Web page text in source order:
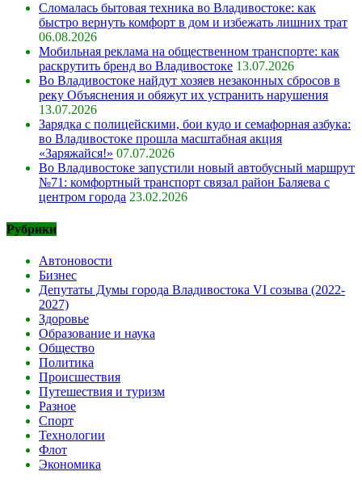
Сломалась бытовая техника во Владивостоке: как
быстро вернуть комфорт в дом и избежать лишних трат
06.08.2026
Мобильная реклама на общественном транспорте: как
раскрутить бренд во Владивостоке 13.07.2026
Во Владивостоке найдут хозяев незаконных сбросов в
реку Объяснения и обяжут их устранить нарушения
13.07.2026
Зарядка с полицейскими, бои кудо и семафорная азбука:
во Владивостоке прошла масштабная акция
«Заряжайся!» 07.07.2026
Во Владивостоке запустили новый автобусный маршрут
№71: комфортный транспорт связал район Баляева с
центром города 23.02.2026
Рубрики
Автоновости
Бизнес
Депутаты Думы города Владивостока VI созыва (2022-
2027)
Здоровье
Образование и наука
Общество
Политика
Происшествия
Путешествия и туризм
Разное
Спорт
Технологии
Флот
Экономика